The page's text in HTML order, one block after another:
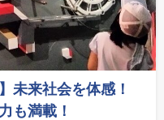
未来社会を体感！
も満載！